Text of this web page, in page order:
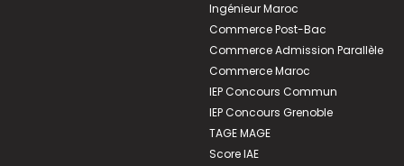
Ingénieur Maroc
Commerce Post-Bac
Commerce Admission Parallèle
Commerce Maroc
IEP Concours Commun
IEP Concours Grenoble
TAGE MAGE
Score IAE